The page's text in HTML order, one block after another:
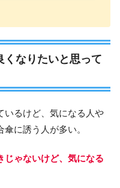
くなりたいと思って
いるけど、気になる人や
に誘う人が多い。
じゃないけど、気になる